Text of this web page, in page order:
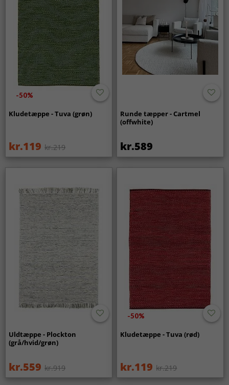
-50%
Kludetæppe - Tuva (grøn)
kr.119 kr.219
Runde tæpper - Cartmel
(offwhite)
kr.589
Uldtæppe - Plockton
(grå/hvid/grøn)
kr.559 kr.919
-50%
Kludetæppe - Tuva (rød)
kr.119 kr.219